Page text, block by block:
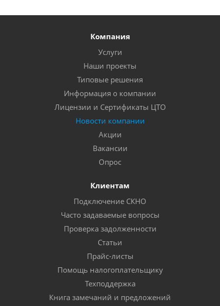
Компания
Услуги
Наши проекты
Типовые решения
Информация о компании
Лицензии и Сертификаты ЦТО
Новости компании
Акции
Вакансии
Опрос
Клиентам
Подключение СКНО
Часто задаваемые вопросы
Проверка задолженности
Статьи
Прайс-листы
Помощь налогоплательщику
Техподдержка
Книга замечаний и предложений